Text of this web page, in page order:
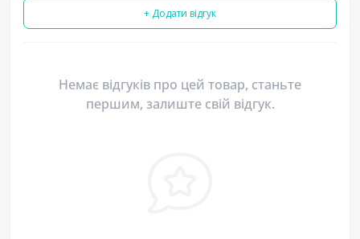
+ Додати відгук
Немає відгуків про цей товар, станьте
першим, залиште свій відгук.